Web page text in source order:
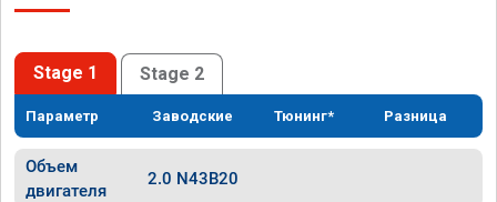
Stage 1 Stage 2
Параметр Заводские Тюнинг* Разница
Объем
двигателя
2.0 N43B20